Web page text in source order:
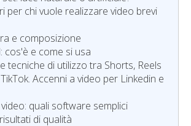
per chi vuole realizzare video brevi
e composizione
cos'è e come si usa
tecniche di utilizzo tra Shorts, Reels
Accenni a video per Linkedin e
quali software semplici
di qualità